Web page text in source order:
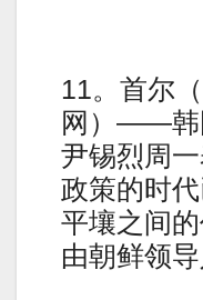
11。首尔
网）——韩
尹锡烈周
政策的时
平壤之间
由朝鲜领导